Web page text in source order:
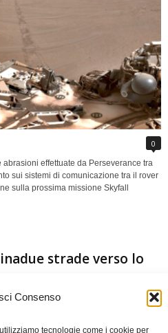
Consenso
tecnologie come i cookie per
0
effettuate da Perseverance tra
sui sistemi di comunicazione tra il rover
sulla prossima missione Skyfall
strade verso lo